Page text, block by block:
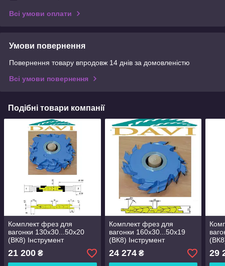
Всі умови оплати
Умови повернення
Повернення товару впродовж 14 днів за домовленістю
Всі умови повернення
Подібні товари компанії
Комплект фрез для
вагонки 130x30...50x20
(ВК8) Інструмент
21 200 ₴
Комплект фрез для
вагонки 160x30...50x19
(ВК8) Інструмент
24 274₴ 29